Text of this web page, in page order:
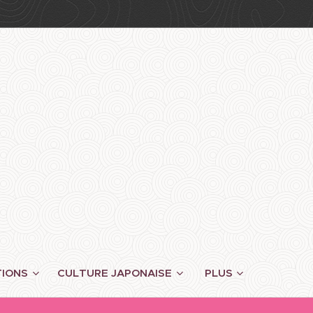
CULTURE JAPONAISE PLUS